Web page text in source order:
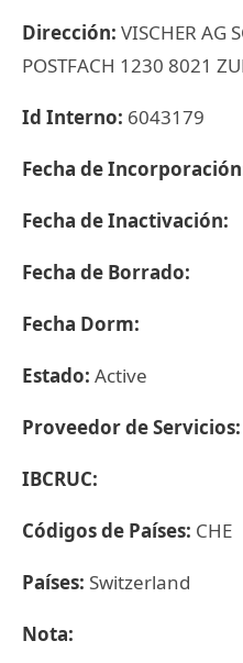
Dirección: VISCHER AG
POSTFACH 1230 8021
Id Interno: 6043179
Fecha de
Fecha de Inactivación:
Fecha de Borrado:
Fecha Dorm:
Estado: Active
Proveedor de Servicios:
IBCRUC:
Códigos de Países: CHE
Países: Switzerland
Nota: